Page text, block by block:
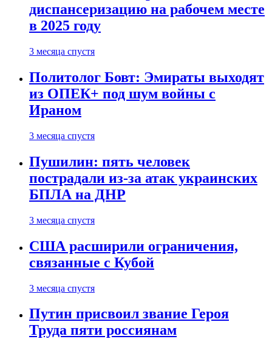
диспансеризацию на рабочем месте
в 2025 году
3 месяца спустя
Политолог Бовт: Эмираты выходят
из ОПЕК+ под шум войны с
Ираном
3 месяца спустя
Пушилин: пять человек
пострадали из-за атак украинских
БПЛА на ДНР
3 месяца спустя
США расширили ограничения,
связанные с Кубой
3 месяца спустя
Путин присвоил звание Героя
Труда пяти россиянам